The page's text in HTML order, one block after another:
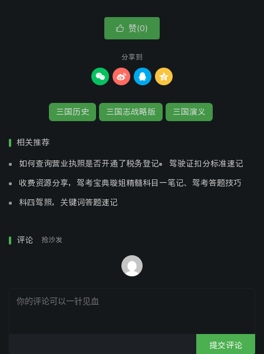
 赞(0)
分享到
   
三国历史 三国志战略版 三国演义
相关推荐
如何查询营业执照是否开通了税务登记 驾驶证扣分标准速记
收费资源分享，驾考宝典璇姐精髓科目一笔记、驾考答题技巧
科四驾照，关键词答题速记
评论 抢沙发
提交评论